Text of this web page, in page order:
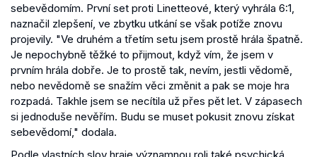
sebevědomím. První set proti Linetteové, který vyhrála 6:1,
naznačil zlepšení, ve zbytku utkání se však potíže znovu
projevily. "Ve druhém a třetím setu jsem prostě hrála špatně.
Je nepochybně těžké to přijmout, když vím, že jsem v
prvním hrála dobře. Je to prostě tak, nevím, jestli vědomě,
nebo nevědomě se snažím věci změnit a pak se moje hra
rozpadá. Takhle jsem se necítila už přes pět let. V zápasech
si jednoduše nevěřím. Budu se muset pokusit znovu získat
sebevědomí," dodala.